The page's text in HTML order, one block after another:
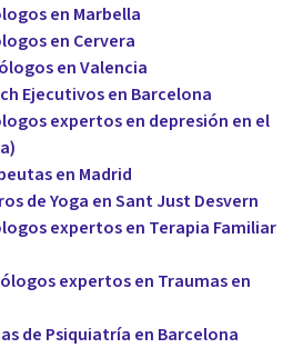
en Marbella
en Cervera
en Valencia
Ejecutivos en Barcelona
expertos en depresión en el
en Madrid
de Yoga en Sant Just Desvern
expertos en Terapia Familiar
expertos en Traumas en
de Psiquiatría en Barcelona